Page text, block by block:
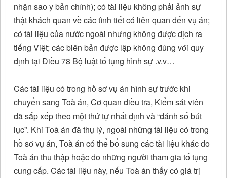
nhận sao y bản chính); có tài liệu không phải ảnh sự
thật khách quan về các tình tiết có liên quan đến vụ án;
có tài liệu của nước ngoài nhưng không được dịch ra
tiếng Việt; các biên bản được lập không đúng với quy
định tại Điều 78 Bộ luật tố tụng hình sự .v.v…
Các tài liệu có trong hồ sơ vụ án hình sự trước khi
chuyển sang Toà án, Cơ quan điều tra, Kiểm sát viên
đã sắp xếp theo một thứ tự nhất định và “đánh số bút
lục”. Khi Toà án đã thụ lý, ngoài những tài liệu có trong
hồ sơ vụ án, Toà án có thể bổ sung các tài liệu khác do
Toà án thu thập hoặc do những người tham gia tố tụng
cung cấp. Các tài liệu này, nếu Toà án thấy có giá trị